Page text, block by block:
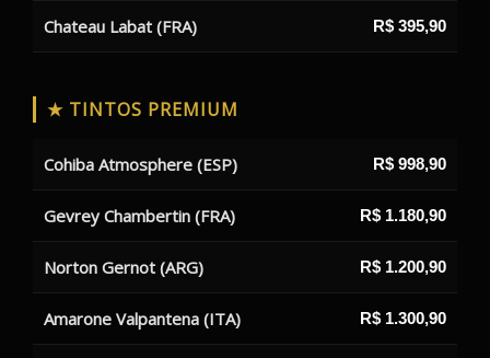
Chateau Labat (FRA) R$ 395,90
★ TINTOS PREMIUM
Cohiba Atmosphere (ESP) R$ 998,90
Gevrey Chambertin (FRA) R$ 1.180,90
Norton Gernot (ARG) R$ 1.200,90
Amarone Valpantena (ITA) R$ 1.300,90